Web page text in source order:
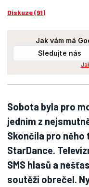
Diskuze (91)
Jak vám má
Sledujte nás
Sobota byla pro
jedním z
Skončila pro
StarDance.
SMS hlasů a
soutěži obrečel.